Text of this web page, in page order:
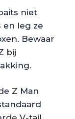
niet
en leg ze
Bewaar
bij
Z Man